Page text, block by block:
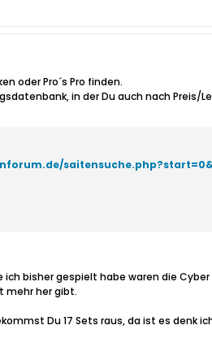
oder Pro´s Pro finden.
in der Du auch nach Preis/
bisher gespielt habe waren die
mehr her gibt.
Du 17 Sets raus, da ist es denk